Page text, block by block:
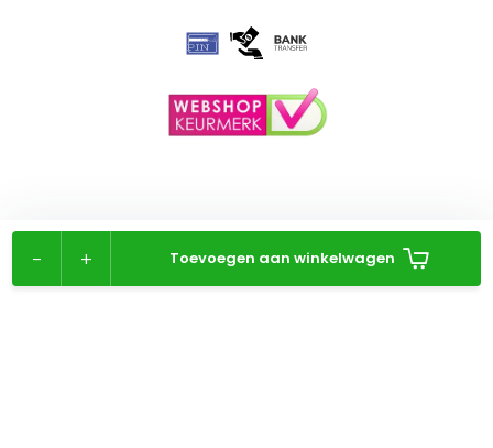
+
- Toevoegen aan winkelwagen